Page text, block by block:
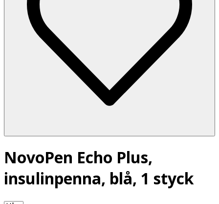
NovoPen Echo Plus,
insulinpenna, blå, 1 styck